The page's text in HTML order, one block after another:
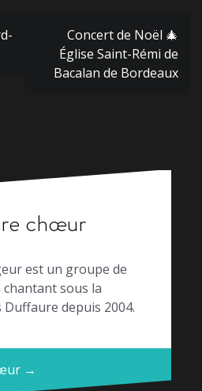
Concert de Noël 🎄
Église Saint-Rémi de
Bacalan de Bordeaux
chœur
est un groupe de
sous la
Duffaure depuis 2004.
→